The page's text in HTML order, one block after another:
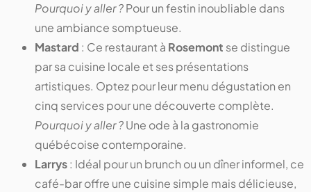
Pourquoi y aller ?Pour un festin inoubliable dans
une ambiance somptueuse.
Mastard : Ce restaurant à Rosemont se distingue
par sa cuisine locale et ses présentations
artistiques. Optez pour leur menu dégustation en
cinq services pour une découverte complète.
Pourquoi y aller ?Une ode à la gastronomie
québécoise contemporaine.
Larrys: Idéal pour un brunch ou un dîner informel, ce
café-bar offre une cuisine simple mais délicieuse,